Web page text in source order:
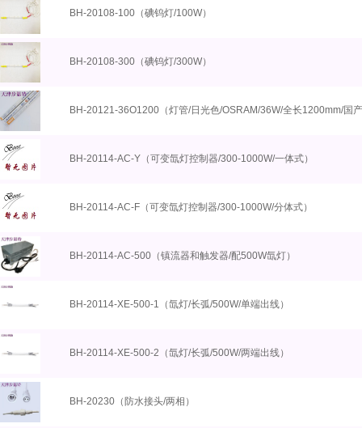
BH-20108-100（碘钨灯/100W）
BH-20108-300（碘钨灯/300W）
BH-20121-36O1200（灯管/日光色/OSRAM/36W/全长1200mm/国
BH-20114-AC-Y（可变氙灯控制器/300-1000W/一体式）
BH-20114-AC-F（可变氙灯控制器/300-1000W/分体式）
BH-20114-AC-500（镇流器和触发器/配500W氙灯）
BH-20114-XE-500-1（氙灯/长弧/500W/单端出线）
BH-20114-XE-500-2（氙灯/长弧/500W/两端出线）
BH-20230（防水接头/两相）